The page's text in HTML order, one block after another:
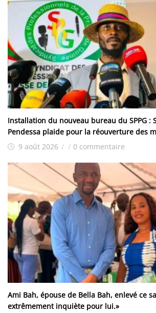
Installation du nouveau bureau du SPPG :
Pendessa plaide pour la réouverture des
9 août 2026 / / 0 commentaire
Ami Bah, épouse de Bella Bah, enlevé ce
extrêmement inquiète pour lui.»